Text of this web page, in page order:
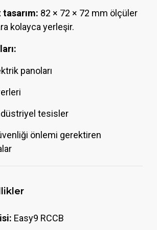
82 × 72 × 72 mm ölçüler
kolayca yerleşir.
panoları
tesisler
önlemi gerektiren
Easy9 RCCB